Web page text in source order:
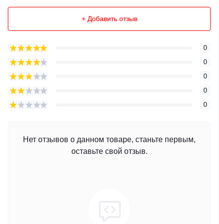
+ Добавить отзыв
0
0
0
0
0
Нет отзывов о данном товаре, станьте первым,
оставьте свой отзыв.